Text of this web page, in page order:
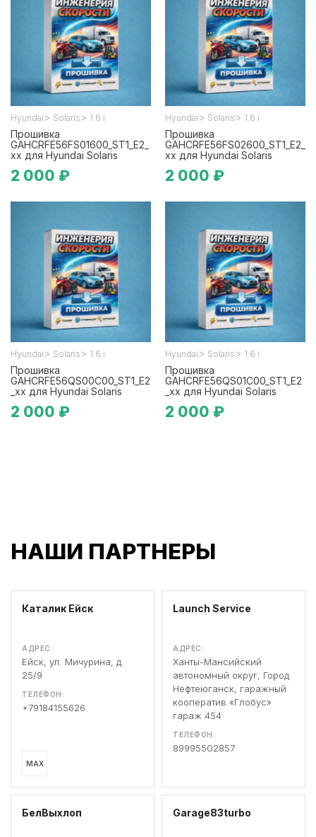
Hyundai > Solaris > 1.6 i
Прошивка
GAHCRFE56FS01600_ST1_E2_
xx для Hyundai Solaris
2 000 ₽
Hyundai > Solaris > 1.6 i
Прошивка
GAHCRFE56FS02600_ST1_E2_
xx для Hyundai Solaris
2 000 ₽
Hyundai > Solaris > 1.6 i
Прошивка
GAHCRFE56QS00C00_ST1_E2
_xx для Hyundai Solaris
2 000 ₽
Hyundai > Solaris > 1.6 i
Прошивка
GAHCRFE56QS01C00_ST1_E2
_xx для Hyundai Solaris
2 000 ₽
НАШИ ПАРТНЕРЫ
Каталик Ейск
АДРЕС:
Ейск, ул. Мичурина, д.
25/9
ТЕЛЕФОН:
+79184155626
MAX
Launch Service
АДРЕС:
Ханты-Мансийский
автономный округ, Город
Нефтеюганск, гаражный
кооператив «Глобус»
гараж 454
ТЕЛЕФОН:
89995502857
БелВыхлоп Garage83turbo